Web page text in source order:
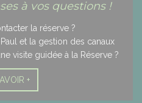
à vos questions !
la réserve ?
Paul et la gestion des canaux
visite guidée à la Réserve ?
+